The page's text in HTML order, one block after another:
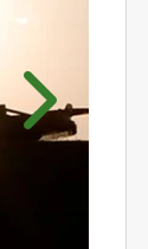
Próximo